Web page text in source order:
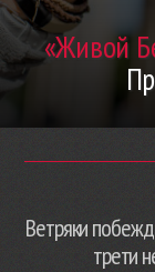
«Живой
Ветряки
трети